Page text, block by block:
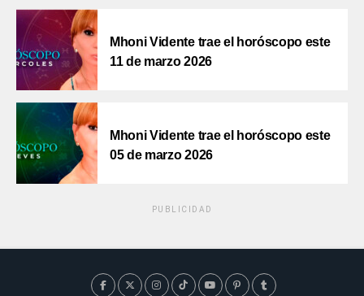
Mhoni Vidente trae el horóscopo este
11 de marzo 2026
Mhoni Vidente trae el horóscopo este
05 de marzo 2026
PUBLICIDAD